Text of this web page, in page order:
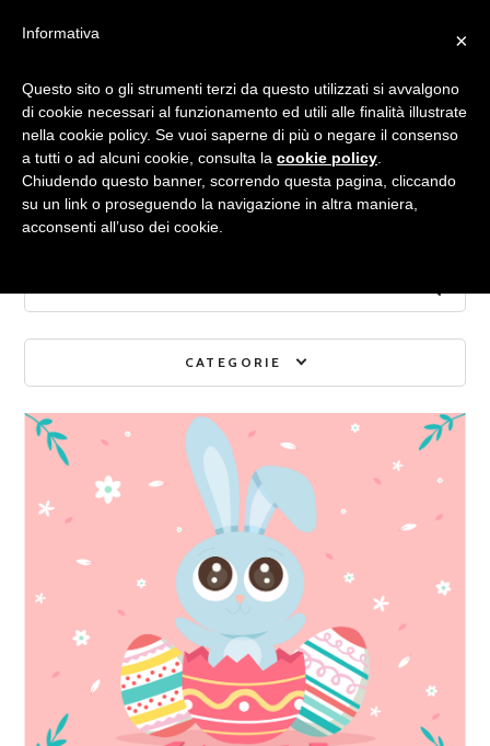
Archivio mensile:
MARZO 2021
CATEGORIE
×
Informativa
Questo sito o gli strumenti terzi da questo utilizzati si avvalgono
di cookie necessari al funzionamento ed utili alle finalità illustrate
nella cookie policy. Se vuoi saperne di più o negare il consenso
a tutti o ad alcuni cookie, consulta la cookie policy
Chiudendo questo banner, scorrendo questa pagina, cliccando
su un link o proseguendo la navigazione in altra maniera,
acconsenti all’uso dei cookie.